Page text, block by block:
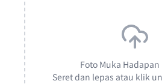
Foto Muka Hadapan
Seret dan lepas atau klik